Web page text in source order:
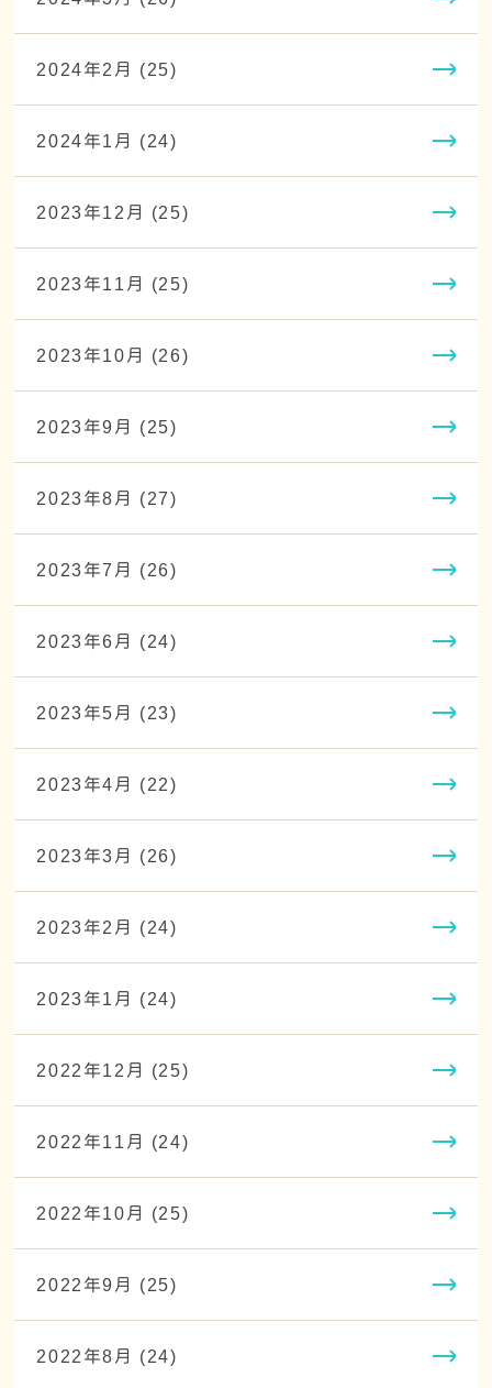
2024年2月 (25)
2024年1月 (24)
2023年12月 (25)
2023年11月 (25)
2023年10月 (26)
2023年9月 (25)
2023年8月 (27)
2023年7月 (26)
2023年6月 (24)
2023年5月 (23)
2023年4月 (22)
2023年3月 (26)
2023年2月 (24)
2023年1月 (24)
2022年12月 (25)
2022年11月 (24)
2022年10月 (25)
2022年9月 (25)
2022年8月 (24)